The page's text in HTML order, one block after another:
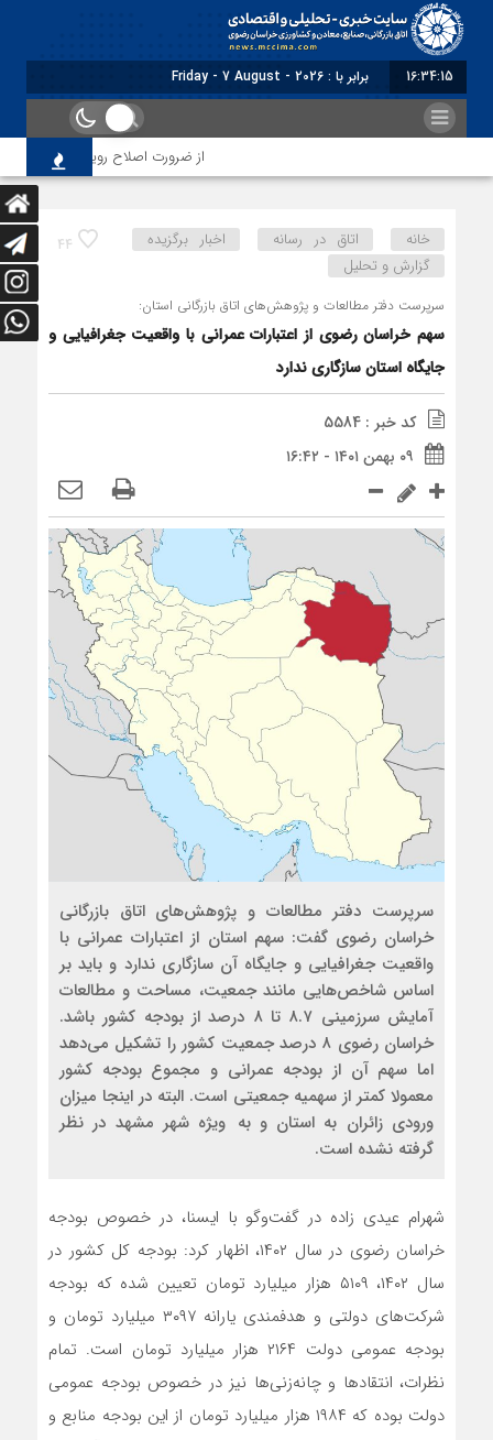
16:34:16 برابر با : Friday - 7 August - 2026
از ضرورت اصلاح رویه‌های بازرسی تا
44 خانه اتاق در رسانه
اخبار برگزیده
گزارش و تحلیل
سرپرست دفتر مطالعات و پژوهش‌های اتاق بازرگانی استان:
سهم خراسان رضوی از اعتبارات عمرانی با واقعیت جغرافیایی و
جایگاه استان سازگاری ندارد
کد خبر : 5584
۰۹ بهمن ۱۴۰۱ - ۱۶:۴۲
سرپرست دفتر مطالعات و پژوهش‌های اتاق بازرگانی
خراسان رضوی گفت: سهم استان از اعتبارات عمرانی با
واقعیت جغرافیایی و جایگاه آن سازگاری ندارد و باید بر
اساس شاخص‌هایی مانند جمعیت، مساحت و مطالعات
آمایش سرزمینی ۸.۷ تا ۸ درصد از بودجه کشور باشد.
خراسان رضوی ۸ درصد جمعیت کشور را تشکیل می‌دهد
اما سهم آن از بودجه عمرانی و مجموع بودجه کشور
معمولا کمتر از سهمیه جمعیتی است. البته در اینجا میزان
ورودی زائران به استان و به ویژه شهر مشهد در نظر
گرفته نشده است.
شهرام عیدی‌ زاده در گفت‌وگو با ایسنا، در خصوص بودجه
خراسان رضوی در سال ۱۴۰۲، اظهار کرد: بودجه کل کشور در
سال ۱۴۰۲، ۵۱۰۹ هزار میلیارد تومان تعیین شده که بودجه
شرکت‌های دولتی و هدفمندی یارانه ۳۰۹۷ میلیارد تومان و
بودجه عمومی دولت ۲۱۶۴ هزار میلیارد تومان است. تمام
نظرات، انتقادها و چانه‌زنی‌ها نیز در خصوص بودجه عمومی
دولت بوده که ۱۹۸۴ هزار میلیارد تومان از این بودجه منابع و